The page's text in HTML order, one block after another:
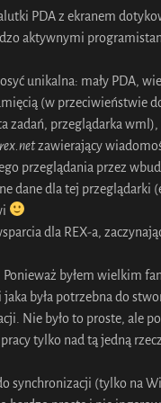
PDA z ekranem
aktywnymi
unikalna: mały PDA,
(w przeciwieństwie
zadań, przeglądarka
zawierający
przeglądania przez
dane dla tej przeglądarki
dla REX-a,
byłem wielkim
była potrzebna do
Nie było to proste, ale
tylko nad tą jedną
synchronizacji (tylko na